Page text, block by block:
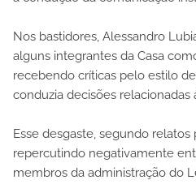
Nos bastidores, Alessandro
alguns integrantes da Casa
recebendo críticas pelo estilo
conduzia decisões relacionadas
Esse desgaste, segundo relatos
repercutindo negativamente
membros da administração do